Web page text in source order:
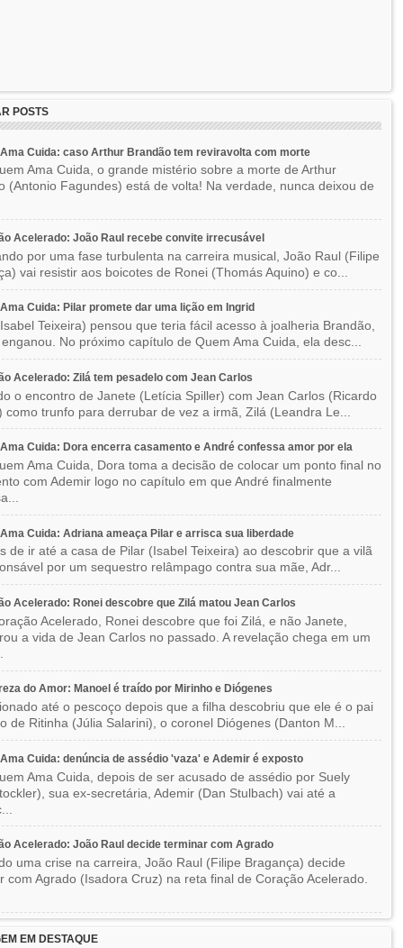
POSTS
Cuida: caso Arthur Brandão tem reviravolta com morte
Ama Cuida, o grande mistério sobre a morte de Arthur
(Antonio Fagundes) está de volta! Na verdade, nunca deixou de
Acelerado: João Raul recebe convite irrecusável
por uma fase turbulenta na carreira musical, João Raul (Filipe
vai resistir aos boicotes de Ronei (Thomás Aquino) e co...
Cuida: Pilar promete dar uma lição em Ingrid
Teixeira) pensou que teria fácil acesso à joalheria Brandão,
No próximo capítulo de Quem Ama Cuida, ela desc...
Acelerado: Zilá tem pesadelo com Jean Carlos
o encontro de Janete (Letícia Spiller) com Jean Carlos (Ricardo
como trunfo para derrubar de vez a irmã, Zilá (Leandra Le...
Cuida: Dora encerra casamento e André confessa amor por ela
Ama Cuida, Dora toma a decisão de colocar um ponto final no
com Ademir logo no capítulo em que André finalmente
Cuida: Adriana ameaça Pilar e arrisca sua liberdade
de ir até a casa de Pilar (Isabel Teixeira) ao descobrir que a vilã
por um sequestro relâmpago contra sua mãe, Adr...
Acelerado: Ronei descobre que Zilá matou Jean Carlos
Acelerado, Ronei descobre que foi Zilá, e não Janete,
a vida de Jean Carlos no passado. A revelação chega em um
do Amor: Manoel é traído por Mirinho e Diógenes
até o pescoço depois que a filha descobriu que ele é o pai
de Ritinha (Júlia Salarini), o coronel Diógenes (Danton M...
Cuida: denúncia de assédio 'vaza' e Ademir é exposto
Ama Cuida, depois de ser acusado de assédio por Suely
sua ex-secretária, Ademir (Dan Stulbach) vai até a
Acelerado: João Raul decide terminar com Agrado
uma crise na carreira, João Raul (Filipe Bragança) decide
com Agrado (Isadora Cruz) na reta final de Coração Acelerado.
EM DESTAQUE